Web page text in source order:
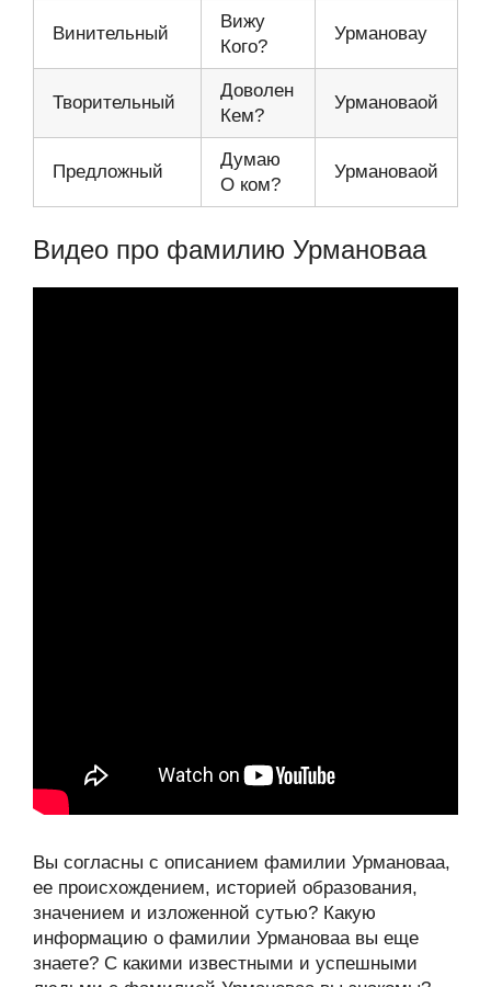
Винительный
Вижу
Кого?
Урмановау
Творительный
Доволен
Кем?
Урмановаой
Предложный
Думаю
О ком?
Урмановаой
Видео про фамилию Урмановаа
Вы согласны с описанием фамилии Урмановаа,
ее происхождением, историей образования,
значением и изложенной сутью? Какую
информацию о фамилии Урмановаа вы еще
знаете? С какими известными и успешными